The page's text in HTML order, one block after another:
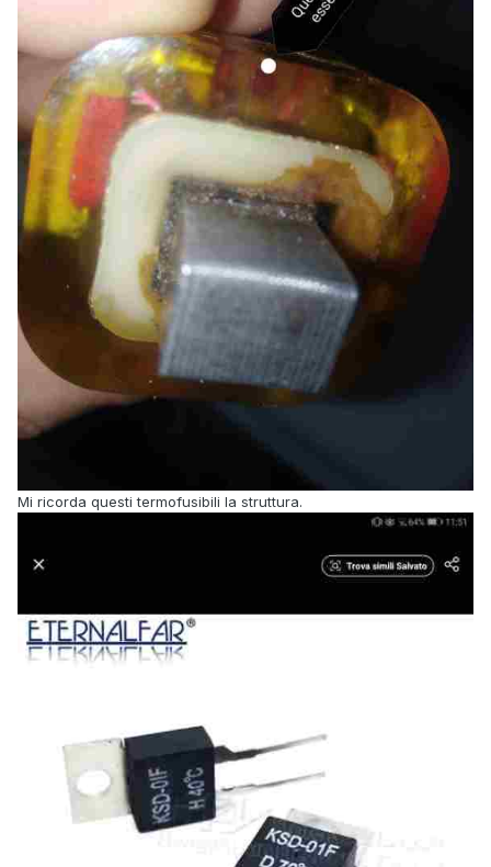
Mi ricorda questi termofusibili la struttura.